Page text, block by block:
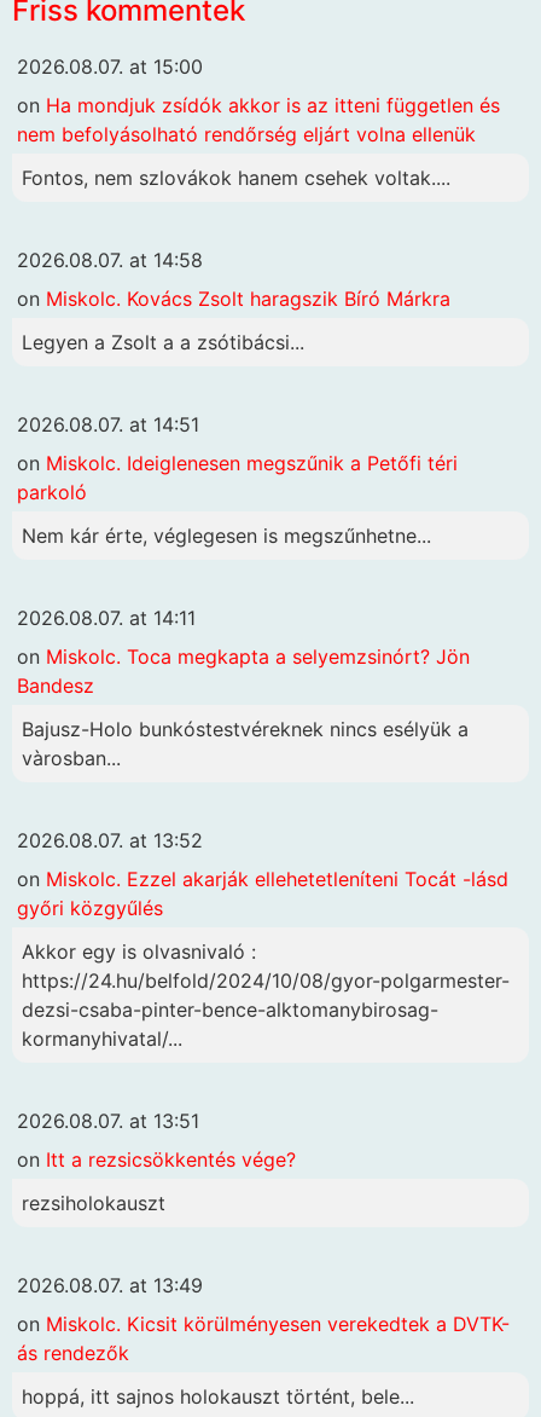
Friss kommentek
2026.08.07. at 15:00
on Ha mondjuk zsídók akkor is az itteni független és
nem befolyásolható rendőrség eljárt volna ellenük
Fontos, nem szlovákok hanem csehek voltak....
2026.08.07. at 14:58
on Miskolc. Kovács Zsolt haragszik Bíró Márkra
Legyen a Zsolt a a zsótibácsi...
2026.08.07. at 14:51
on Miskolc. Ideiglenesen megszűnik a Petőfi téri
parkoló
Nem kár érte, véglegesen is megszűnhetne...
2026.08.07. at 14:11
on Miskolc. Toca megkapta a selyemzsinórt? Jön
Bandesz
Bajusz-Holo bunkóstestvéreknek nincs esélyük a
vàrosban...
2026.08.07. at 13:52
on Miskolc. Ezzel akarják ellehetetleníteni Tocát -lásd
győri közgyűlés
Akkor egy is olvasnivaló :
https://24.hu/belfold/2024/10/08/gyor-polgarmester-
dezsi-csaba-pinter-bence-alktomanybirosag-
kormanyhivatal/...
2026.08.07. at 13:51
on Itt a rezsicsökkentés vége?
rezsiholokauszt
2026.08.07. at 13:49
on Miskolc. Kicsit körülményesen verekedtek a DVTK-
ás rendezők
hoppá, itt sajnos holokauszt történt, bele...